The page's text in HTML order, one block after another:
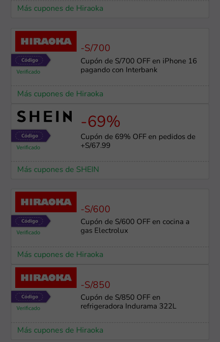
Más cupones de Hiraoka
-S/700
Cupón de S/700 OFF en iPhone 16
pagando con Interbank
Más cupones de Hiraoka
-69%
Cupón de 69% OFF en pedidos de
+S/67.99
Más cupones de SHEIN
-S/600
Cupón de S/600 OFF en cocina a
gas Electrolux
Más cupones de Hiraoka
-S/850
Cupón de S/850 OFF en
refrigeradora Indurama 322L
Más cupones de Hiraoka